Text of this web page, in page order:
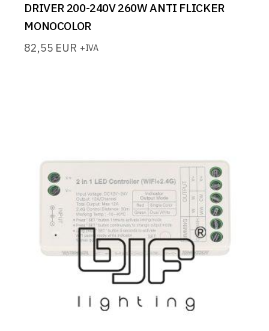
DRIVER 200-240V 260W ANTI FLICKER
MONOCOLOR
82,55 EUR +IVA